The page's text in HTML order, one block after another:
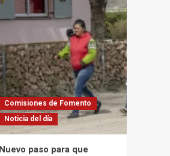
Comisiones de Fomento
Noticia del día
Nuevo paso para que